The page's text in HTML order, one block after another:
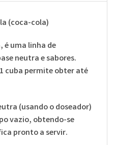
(coca-cola)
é uma linha de
neutra e sabores.
cuba permite obter até
(usando o doseador)
vazio, obtendo-se
pronto a servir.